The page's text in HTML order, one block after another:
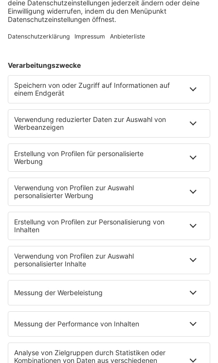
bei SUNSHINE LIVE hören!
Es läuft:
HOME
PROGRAMM
Sendeplan
DJs
Playlist
MUSIC
Streams
Album der Woche
News
Highlights
Charts
EVENTS
Kontakt
Newsletter
Empfang